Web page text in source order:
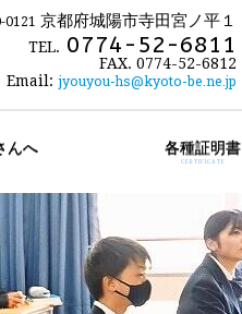
0121 京都府城陽市寺田宮ノ平１
TEL. 0774-52-6811
FAX. 0774-52-6812
Email: jyouyou-hs@kyoto-be.ne.jp
んへ 各種証明書
CERTIFICATE